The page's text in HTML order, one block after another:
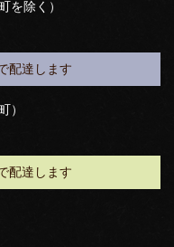
を除く）
配達します
）
配達します